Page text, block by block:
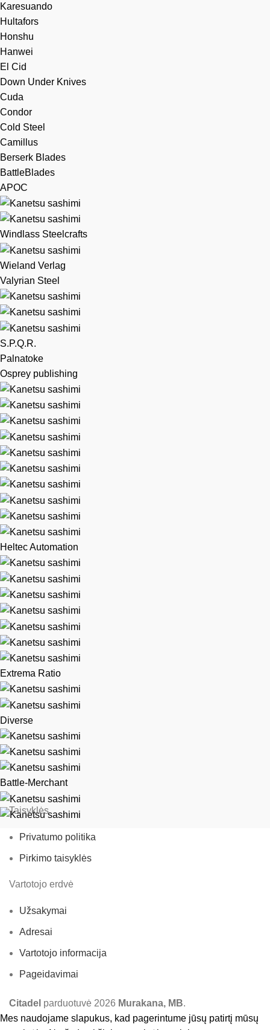
Karesuando
Hultafors
Honshu
Hanwei
El Cid
Down Under Knives
Cuda
Condor
Cold Steel
Camillus
Berserk Blades
BattleBlades
APOC
Windlass Steelcrafts
Wieland Verlag
Valyrian Steel
S.P.Q.R.
Palnatoke
Osprey publishing
Heltec Automation
Extrema Ratio
Diverse
Battle-Merchant
Taisyklės
Privatumo politika
Pirkimo taisyklės
Vartotojo erdvė
Užsakymai
Adresai
Vartotojo informacija
Pageidavimai
Citadel parduotuvė 2026 Murakana, MB.
Mes naudojame slapukus, kad pagerintume jūsų patirtį mūsų